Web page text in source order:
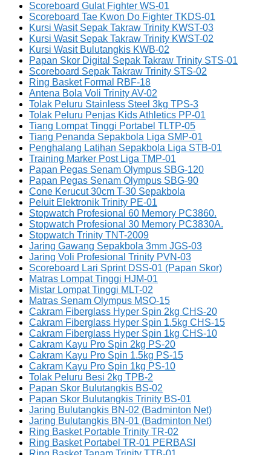
Scoreboard Gulat Fighter WS-01
Scoreboard Tae Kwon Do Fighter TKDS-01
Kursi Wasit Sepak Takraw Trinity KWST-03
Kursi Wasit Sepak Takraw Trinity KWST-02
Kursi Wasit Bulutangkis KWB-02
Papan Skor Digital Sepak Takraw Trinity STS-01
Scoreboard Sepak Takraw Trinity STS-02
Ring Basket Formal RBF-18
Antena Bola Voli Trinity AV-02
Tolak Peluru Stainless Steel 3kg TPS-3
Tolak Peluru Penjas Kids Athletics PP-01
Tiang Lompat Tinggi Portabel TLTP-05
Tiang Penanda Sepakbola Liga SMP-01
Penghalang Latihan Sepakbola Liga STB-01
Training Marker Post Liga TMP-01
Papan Pegas Senam Olympus SBG-120
Papan Pegas Senam Olympus SBG-90
Cone Kerucut 30cm T-30 Sepakbola
Peluit Elektronik Trinity PE-01
Stopwatch Profesional 60 Memory PC3860.
Stopwatch Profesional 30 Memory PC3830A.
Stopwatch Trinity TNT-2009
Jaring Gawang Sepakbola 3mm JGS-03
Jaring Voli Profesional Trinity PVN-03
Scoreboard Lari Sprint DSS-01 (Papan Skor)
Matras Lompat Tinggi HJM-01
Mistar Lompat Tinggi MLT-02
Matras Senam Olympus MSO-15
Cakram Fiberglass Hyper Spin 2kg CHS-20
Cakram Fiberglass Hyper Spin 1.5kg CHS-15
Cakram Fiberglass Hyper Spin 1kg CHS-10
Cakram Kayu Pro Spin 2kg PS-20
Cakram Kayu Pro Spin 1.5kg PS-15
Cakram Kayu Pro Spin 1kg PS-10
Tolak Peluru Besi 2kg TPB-2
Papan Skor Bulutangkis BS-02
Papan Skor Bulutangkis Trinity BS-01
Jaring Bulutangkis BN-02 (Badminton Net)
Jaring Bulutangkis BN-01 (Badminton Net)
Ring Basket Portable Trinity TR-02
Ring Basket Portabel TR-01 PERBASI